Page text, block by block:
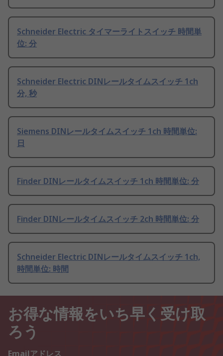
Schneider Electric タイマーライトスイッチ 時間単
位: 分
Schneider Electric DINレールタイムスイッチ 1ch
分, 秒
Siemens DINレールタイムスイッチ 1ch 時間単位:
日
Finder DINレールタイムスイッチ 1ch 時間単位: 分
Finder DINレールタイムスイッチ 2ch 時間単位: 分
Schneider Electric DINレールタイムスイッチ 1ch,
時間単位: 時間
お得な情報をいち早く受け取
ろう
Emailアドレス